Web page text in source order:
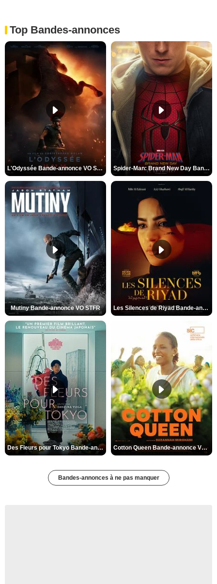
Top Bandes-annonces
L'Odyssée Bande-annonce VO STFR Spider-Man: Brand New Day Bande-annonce VO STFR
Mutiny Bande-annonce VO STFR Les Silences de Riyad Bande-annonce VO STFR
Des Fleurs pour Tokyo Bande-annonce VO STFR Cotton Queen Bande-annonce VO STFR
Bandes-annonces à ne pas manquer